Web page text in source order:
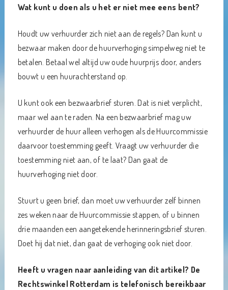
Wat kunt u doen als u het er niet mee eens bent?
Houdt uw verhuurder zich niet aan de regels? Dan kunt u
bezwaar maken door de huurverhoging simpelweg niet te
betalen. Betaal wel altijd uw oude huurprijs door, anders
bouwt u een huurachterstand op.
U kunt ook een bezwaarbrief sturen. Dat is niet verplicht,
maar wel aan te raden. Na een bezwaarbrief mag uw
verhuurder de huur alleen verhogen als de Huurcommissie
daarvoor toestemming geeft. Vraagt uw verhuurder die
toestemming niet aan, of te laat? Dan gaat de
huurverhoging niet door.
Stuurt u geen brief, dan moet uw verhuurder zelf binnen
zes weken naar de Huurcommissie stappen, of u binnen
drie maanden een aangetekende herinneringsbrief sturen.
Doet hij dat niet, dan gaat de verhoging ook niet door.
Heeft u vragen naar aanleiding van dit artikel? De
Rechtswinkel Rotterdam is telefonisch bereikbaar